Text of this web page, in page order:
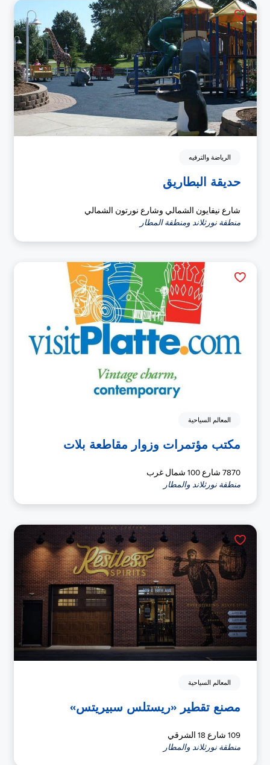
الرياضة والترفيه
حديقة البطاريق
شارع نيفايون الشمالي وشارع نورتون الشمالي
منطقة نورثلاند ومنطقة المطار
المعالم السياحية
مكتب مؤتمرات وزوار مقاطعة بلات
7870 شارع 100 شمال غرب
منطقة نورثلاند والمطار
المعالم السياحية
مصنع تقطير «ريستلس سبيريتس»
109 شارع 18 الشرقي
منطقة نورثلاند والمطار